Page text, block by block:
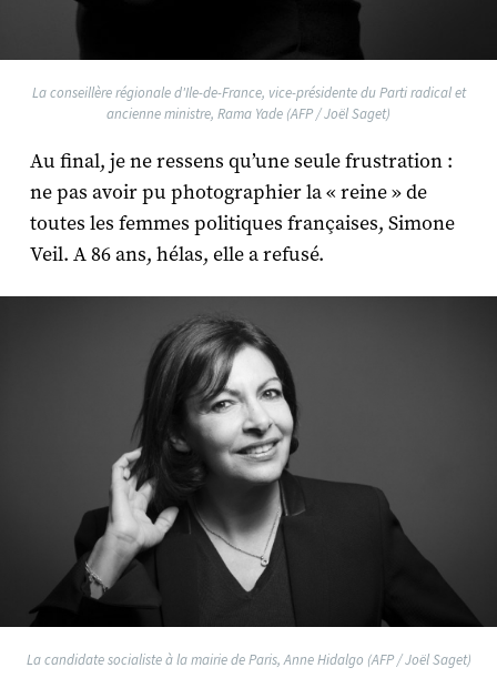
La conseillère régionale d'Ile-de-France, vice-présidente du Parti radical et
ancienne ministre, Rama Yade (AFP / Joël Saget)
Au final, je ne ressens qu’une seule frustration :
ne pas avoir pu photographier la « reine » de
toutes les femmes politiques françaises, Simone
Veil. A 86 ans, hélas, elle a refusé.
La candidate socialiste à la mairie de Paris, Anne Hidalgo (AFP / Joël Saget)